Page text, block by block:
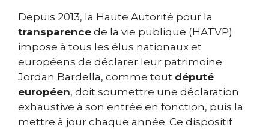
Depuis 2013, la Haute Autorité pour la
transparence de la vie publique (HATVP)
impose à tous les élus nationaux et
européens de déclarer leur patrimoine.
Jordan Bardella, comme tout député
européen, doit soumettre une déclaration
exhaustive à son entrée en fonction, puis la
mettre à jour chaque année. Ce dispositif